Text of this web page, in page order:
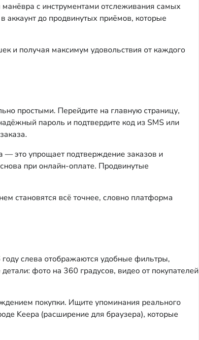
с инструментами отслеживания самых
аккаунт до продвинутых приёмов, которые
и получая максимум удовольствия от каждого
простыми. Перейдите на главную страницу,
пароль и подтвердите код из SMS или
— это упрощает подтверждение заказов и
при онлайн-оплате. Продвинутые
становятся всё точнее, словно платформа
слева отображаются удобные фильтры,
фото на 360 градусов, видео от покупателей
покупки. Ищите упоминания реального
Keepa (расширение для браузера), которые